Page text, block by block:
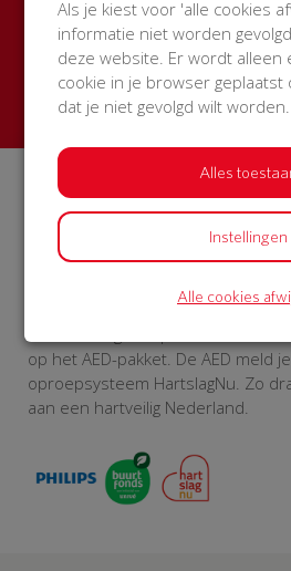
met korting
Start een
Over BuurtAED
Op BuurtAED.nl haal je in 30
voor een AED. Met buitenkast én
onderhoud. Met meer AED’s in
levens gered. BuurtAED is een
op het AED-pakket. De AED meld
oproepsysteem HartslagNu. Zo
aan een hartveilig Nederland.
Als je kiest voor 'alle cookies
informatie niet worden
deze website. Er wordt alleen
cookie in je browser
dat je niet gevolgd wilt worden.
Alles
Instellingen
Alle cookies